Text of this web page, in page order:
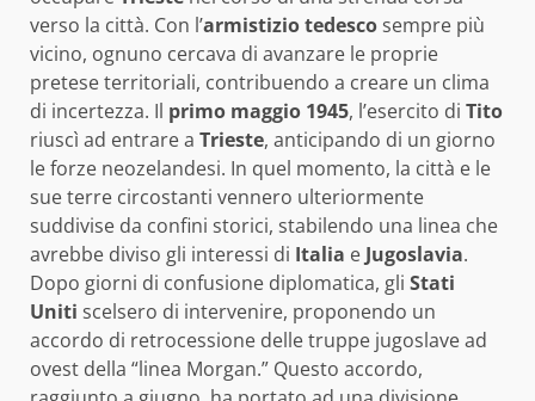
verso la città. Con l’armistizio tedescosempre più
vicino, ognuno cercava di avanzare le proprie
pretese territoriali, contribuendo a creare un clima
di incertezza. Il primo maggio 1945, l’esercito di Tito
riuscì ad entrare a Trieste, anticipando di un giorno
le forze neozelandesi. In quel momento, la città e le
sue terre circostanti vennero ulteriormente
suddivise da confini storici, stabilendo una linea che
avrebbe diviso gli interessi di Italia e Jugoslavia.
Dopo giorni di confusione diplomatica, gli Stati
Uniti scelsero di intervenire, proponendo un
accordo di retrocessione delle truppe jugoslave ad
ovest della “linea Morgan.” Questo accordo,